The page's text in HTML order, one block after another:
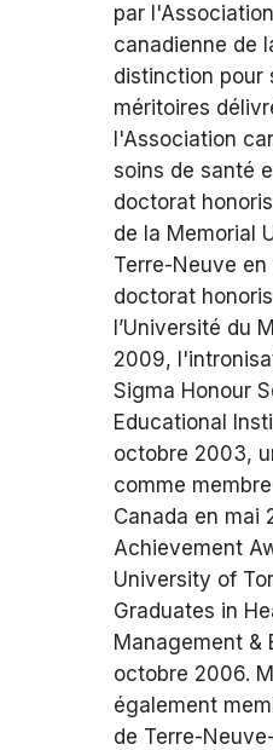
par
canadienne de
distinction pour
méritoires
l'Association
soins de santé
doctorat
de la Memorial
Terre-Neuve
doctorat
l’Université du
2009,
Sigma Honour
Educational
octobre 2003,
comme
Canada en mai
Achievement
University of
Graduates in
Management &
octobre 2006.
également
de Terre-